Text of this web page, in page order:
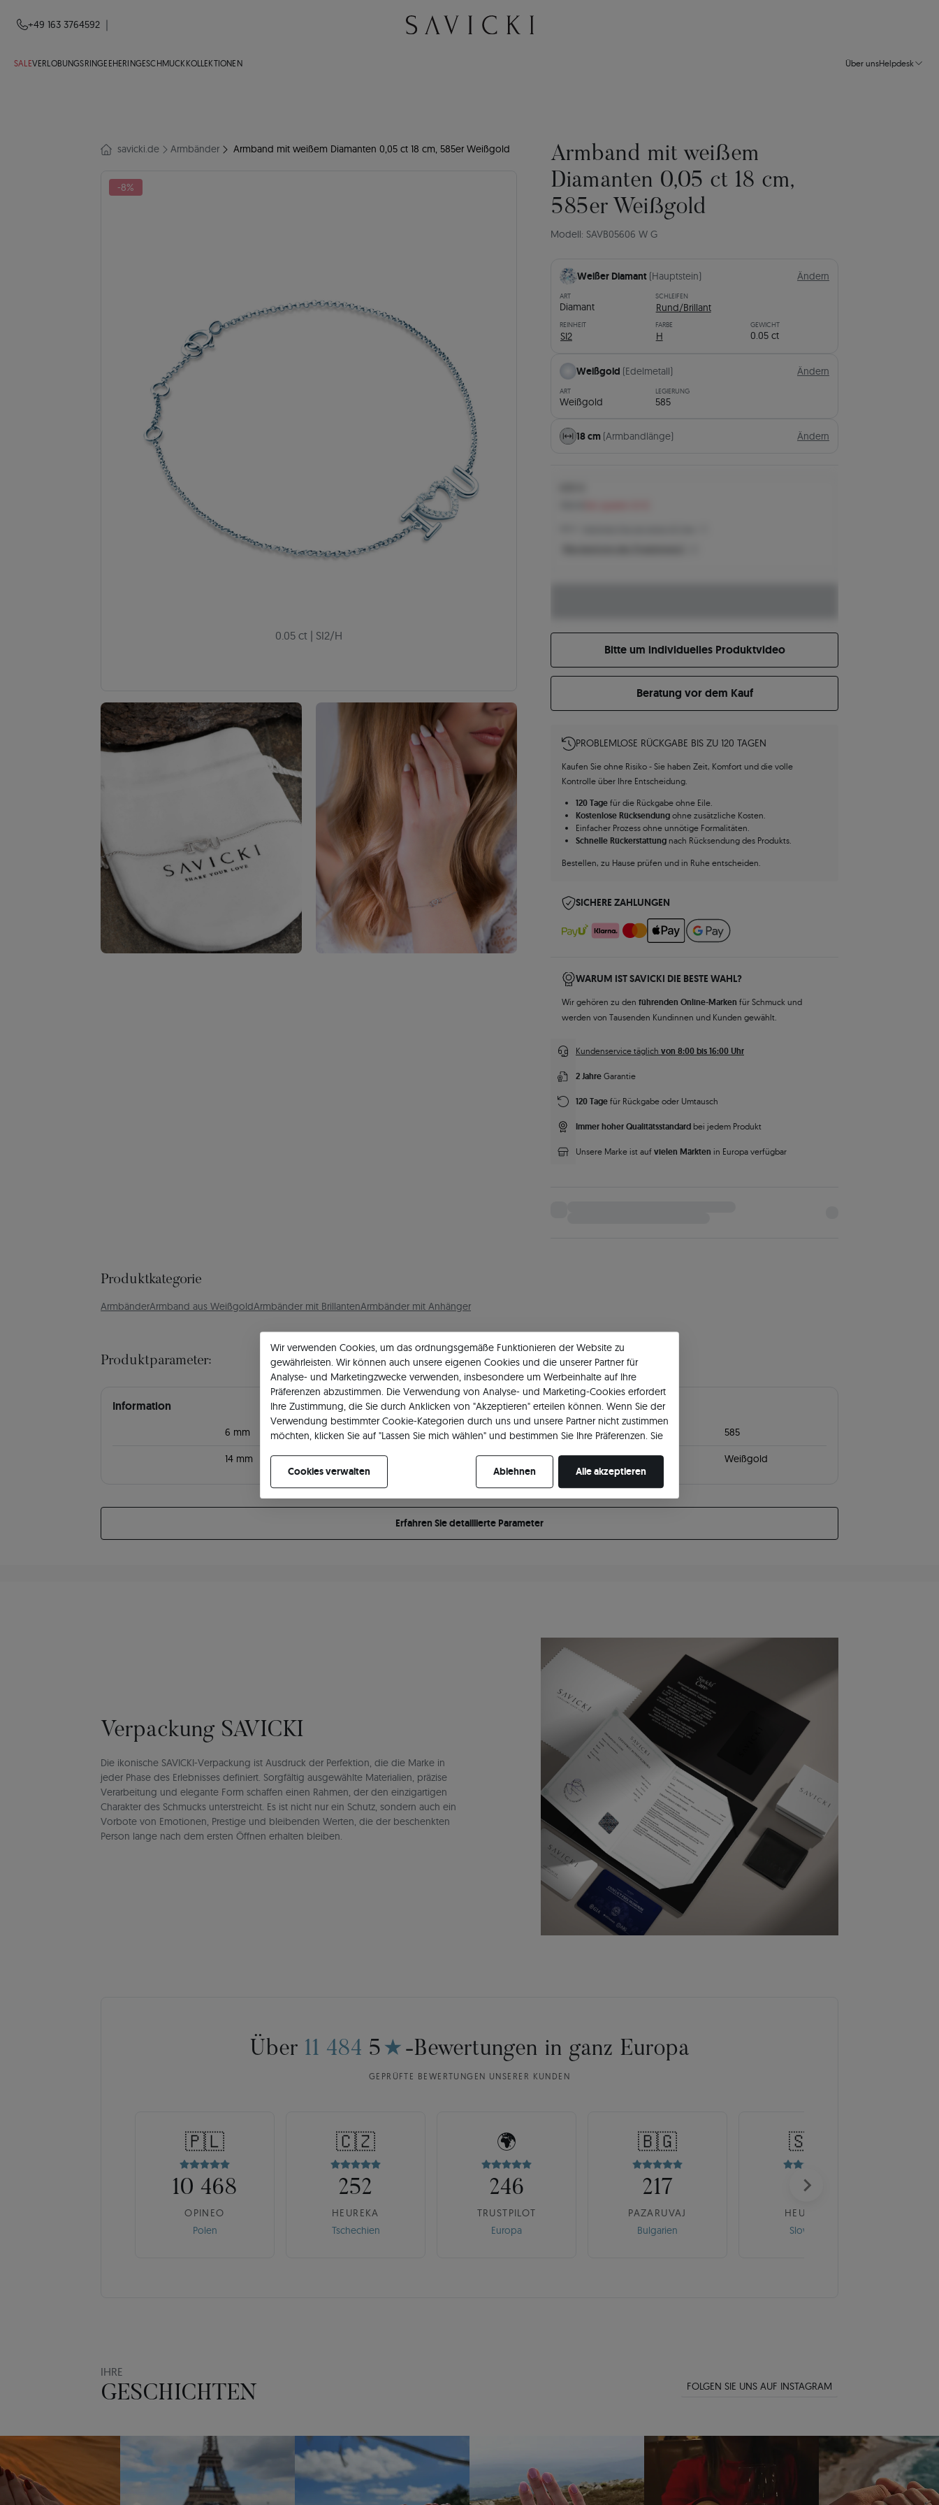
+49 163 3764592
SALEVERLOBUNGSRINGE EHERINGESCHMUCKKOLLEKTIONEN Über unsHelpdesk
savicki.de Armbänder Armband mit weißem Diamanten 0,05 ct 18 cm, 585er Weißgold
-8%
0.05 ct SI2/H
Armband mit weißem
Diamanten 0,05 ct 18 cm,
585er Weißgold
Modell: SAVB05606 W G
Weißer Diamant (Hauptstein) Ändern
ART
Diamant
SCHLEIFEN
Rund/Brillant
REINHEIT
SI2
FARBE
H
GEWICHT
0.05 ct
Weißgold (Edelmetall) Ändern
ART
Weißgold
LEGIERUNG
585
18 cm (Armbandlänge) Ändern
Bitte um individuelles Produktvideo
Beratung vor dem Kauf
PROBLEMLOSE RÜCKGABE BIS ZU 120 TAGEN
Kaufen Sie ohne Risiko - Sie haben Zeit, Komfort und die volle
Kontrolle über Ihre Entscheidung.
120 Tage für die Rückgabe ohne Eile.
Kostenlose Rücksendung ohne zusätzliche Kosten.
Einfacher Prozess ohne unnötige Formalitäten.
Schnelle Rückerstattung nach Rücksendung des Produkts.
Bestellen, zu Hause prüfen und in Ruhe entscheiden.
SICHERE ZAHLUNGEN
WARUM IST SAVICKI DIE BESTE WAHL?
Wir gehören zu den führenden Online-Marken für Schmuck und
werden von Tausenden Kundinnen und Kunden gewählt.
Kundenservice täglich von 8:00 bis 16:00 Uhr
2 Jahre Garantie
120 Tage für Rückgabe oder Umtausch
Immer hoher Qualitätsstandard bei jedem Produkt
Unsere Marke ist auf vielen Märkten in Europa verfügbar
Produktkategorie
ArmbänderArmband aus WeißgoldArmbänder mit BrillantenArmbänder mit Anhänger
Produktparameter:
Information
6 mm
14 mm
Dimension
18 cm
Material
Legierung 585
Art Weißgold
Erfahren Sie detaillierte Parameter
Verpackung SAVICKI
Die ikonische SAVICKI-Verpackung ist Ausdruck der Perfektion, die die Marke in
jeder Phase des Erlebnisses definiert. Sorgfältig ausgewählte Materialien, präzise
Verarbeitung und elegante Form schaffen einen Rahmen, der den einzigartigen
Charakter des Schmucks unterstreicht. Es ist nicht nur ein Schutz, sondern auch ein
Vorbote von Emotionen, Prestige und bleibenden Werten, die der beschenkten
Person lange nach dem ersten Öffnen erhalten bleiben.
Über 11 484 5 ★ -Bewertungen in ganz Europa
GEPRÜFTE BEWERTUNGEN UNSERER KUNDEN
🇵🇱
10 468
OPINEO
Polen
🇨🇿
252
HEUREKA
Tschechien
🌍
246
TRUSTPILOT
Europa
🇧🇬
217
PAZARUVAJ
Bulgarien
🇸🇰
175
HEUREKA
Slowakei
IHRE
GESCHICHTEN FOLGEN SIE UNS AUF INSTAGRAM
Wir verwenden Cookies, um das ordnungsgemäße Funktionieren der Website zu
gewährleisten. Wir können auch unsere eigenen Cookies und die unserer Partner für
Analyse- und Marketingzwecke verwenden, insbesondere um Werbeinhalte auf Ihre
Präferenzen abzustimmen. Die Verwendung von Analyse- und Marketing-Cookies erfordert
Ihre Zustimmung, die Sie durch Anklicken von "Akzeptieren" erteilen können. Wenn Sie der
Verwendung bestimmter Cookie-Kategorien durch uns und unsere Partner nicht zustimmen
möchten, klicken Sie auf "Lassen Sie mich wählen" und bestimmen Sie Ihre Präferenzen. Sie
Cookies verwalten
Ablehnen Alle akzeptieren